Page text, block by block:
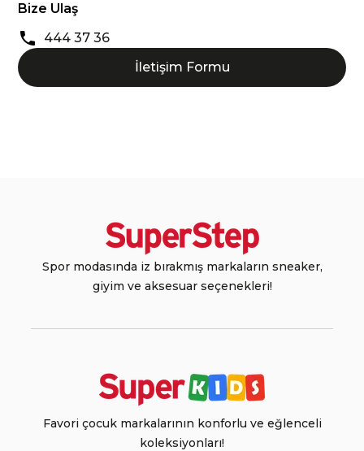
Bize Ulaş
444 37 36
İletişim Formu
Spor modasında iz bırakmış markaların sneaker,
giyim ve aksesuar seçenekleri!
Favori çocuk markalarının konforlu ve eğlenceli
koleksiyonları!